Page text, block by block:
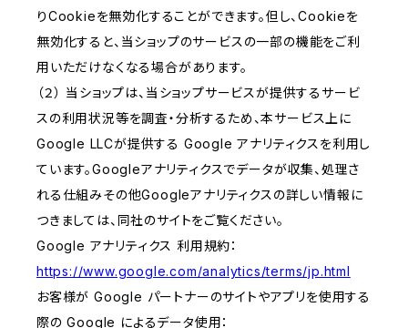
りCookieを無効化することができます。但し、Cookieを
無効化すると、当ショップのサービスの一部の機能をご利
用いただけなくなる場合があります。
（２） 当ショップは、当ショップサービスが提供するサービ
スの利用状況等を調査・分析するため、本サービス上に
Google LLCが提供する Google アナリティクスを利用し
ています。Googleアナリティクスでデータが収集、処理さ
れる仕組みその他Googleアナリティクスの詳しい情報に
つきましては、同社のサイトをご覧ください。
Google アナリティクス 利用規約：
https://www.google.com/analytics/terms/jp.html
お客様が Google パートナーのサイトやアプリを使用する
際の Google によるデータ使用：